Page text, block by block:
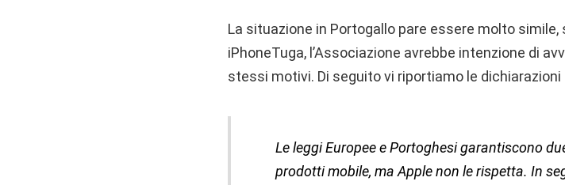
La situazione in Portogallo pare essere molto
iPhoneTuga, l’Associazione avrebbe intenzione di
stessi motivi. Di seguito vi riportiamo le dichiarazioni
Le leggi Europee e Portoghesi garantiscono
prodotti mobile, ma Apple non le rispetta. In